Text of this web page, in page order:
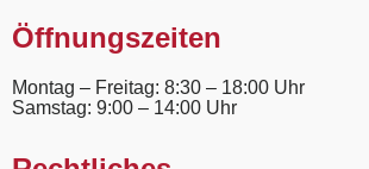
Öffnungszeiten
Montag – Freitag: 8:30 – 18:00 Uhr
Samstag: 9:00 – 14:00 Uhr